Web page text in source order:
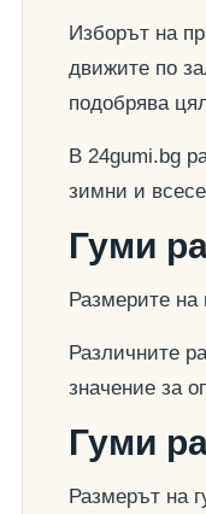
Изборът на
движите по
подобрява
В 24gumi.bg
зимни и
Гуми
Размерите на
Различните
значение за
Гуми
Размерът на